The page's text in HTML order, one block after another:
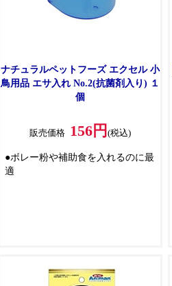
ナチュラルペットフーズ エクセル 小
鳥用品 エサ入れ No.2(抗菌剤入り) １
個
販売価格 156円 (税込)
●ボレー粉や補助食を入れるのに最
適